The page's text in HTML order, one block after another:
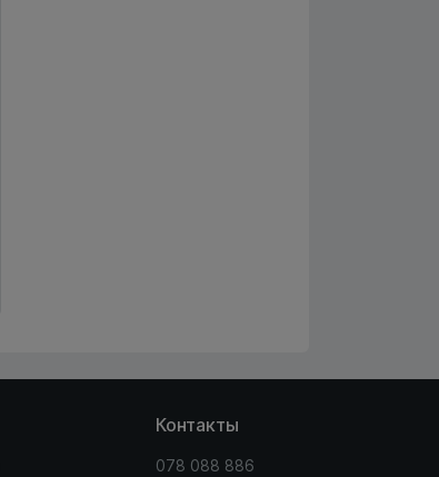
Контакты
078 088 886